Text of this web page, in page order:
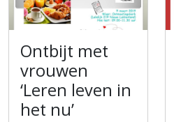
Ontbijt met
vrouwen
‘Leren leven in
het nu’